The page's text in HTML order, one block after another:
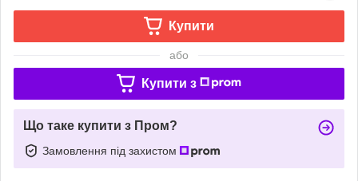
Купити
або
Купити з
Що таке купити з Пром?
Замовлення під захистом